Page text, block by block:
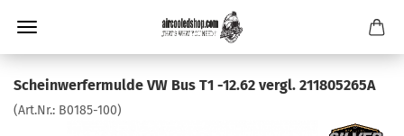
Scheinwerfermulde VW Bus T1 -12.62 vergl. 211805265A
(Art.Nr.: B0185-100)